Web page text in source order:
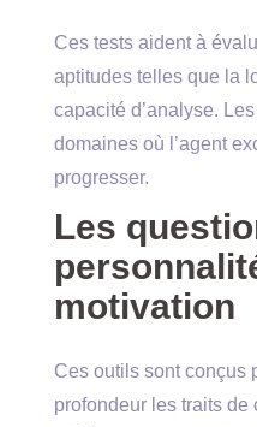
Ces tests aident à
aptitudes telles que la
capacité d’analyse.
domaines où l’agent
progresser.
Les
motivation
Ces outils sont conçus
profondeur les traits de